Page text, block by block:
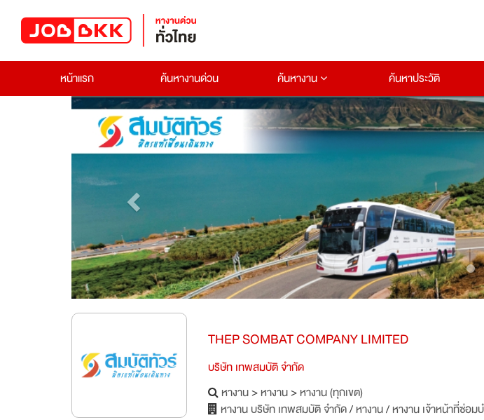
หน้าแรก
ค้นหางานด่วน ค้นหางาน ค้นหาประวัติ
Previous
THEP SOMBAT COMPANY LIMITED
บริษัท เทพสมบัติ จำกัด
หางาน>หางาน>หางาน (ทุกเขต)
หางาน บริษัท เทพสมบัติ จำกัด/หางาน/หางาน เจ้าหน้าที่ซ่อม